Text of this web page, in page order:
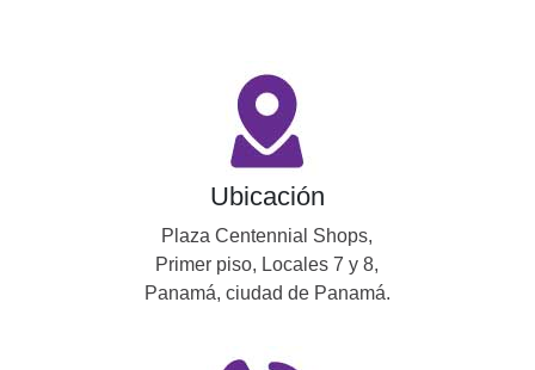
Ubicación
Plaza Centennial Shops,
Primer piso, Locales 7 y 8,
Panamá, ciudad de Panamá.